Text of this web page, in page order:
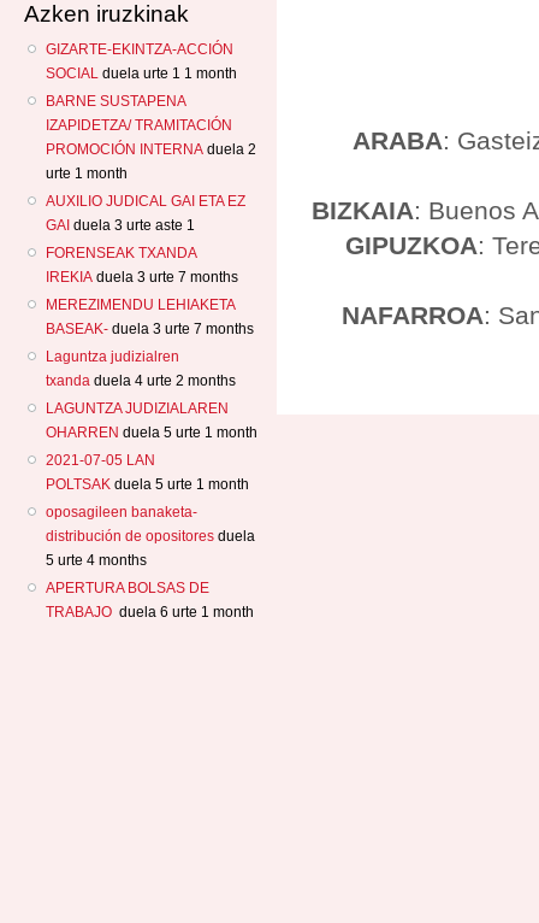
Azken iruzkinak
GIZARTE-EKINTZA-ACCIÓN
SOCIAL duela urte 1 1 month
BARNE SUSTAPENA
IZAPIDETZA/ TRAMITACIÓN
PROMOCIÓN INTERNA duela 2
urte 1 month
AUXILIO JUDICAL GAI ETA EZ
GAI duela 3 urte aste 1
FORENSEAK TXANDA
IREKIA duela 3 urte 7 months
MEREZIMENDU LEHIAKETA
BASEAK- duela 3 urte 7 months
Laguntza judizialren
txanda duela 4 urte 2 months
LAGUNTZA JUDIZIALAREN
OHARREN duela 5 urte 1 month
2021-07-05 LAN
POLTSAK duela 5 urte 1 month
oposagileen banaketa-
distribución de opositores duela
5 urte 4 months
APERTURA BOLSAS DE
TRABAJO duela 6 urte 1 month
ARABA:
BIZKAIA: Buenos
GIPUZKOA:
NAFARROA: